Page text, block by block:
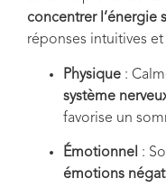
concentrer l’énergie
réponses intuitives et
Physique :
système
favorise un
Émotionnel :
émotions